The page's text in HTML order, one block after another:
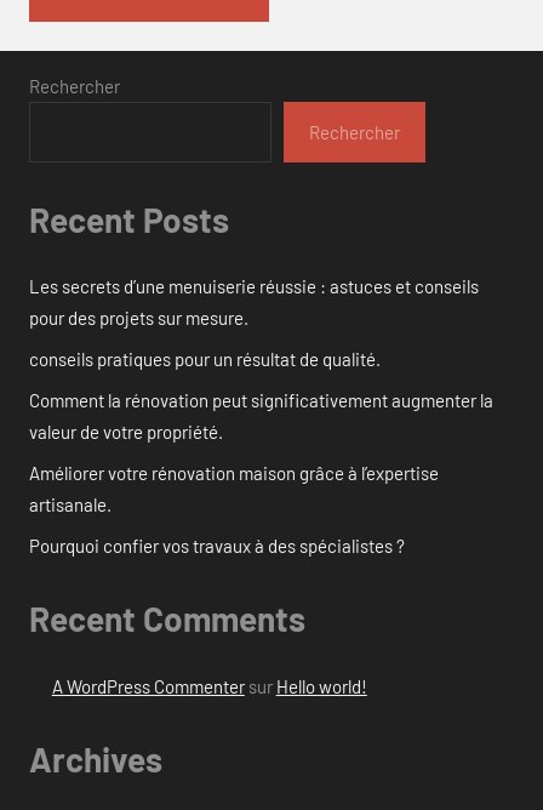
Rechercher
Rechercher
Recent Posts
Les secrets d’une menuiserie réussie : astuces et conseils
pour des projets sur mesure.
conseils pratiques pour un résultat de qualité.
Comment la rénovation peut significativement augmenter la
valeur de votre propriété.
Améliorer votre rénovation maison grâce à l’expertise
artisanale.
Pourquoi confier vos travaux à des spécialistes ?
Recent Comments
A WordPress Commentersur Hello world!
Archives